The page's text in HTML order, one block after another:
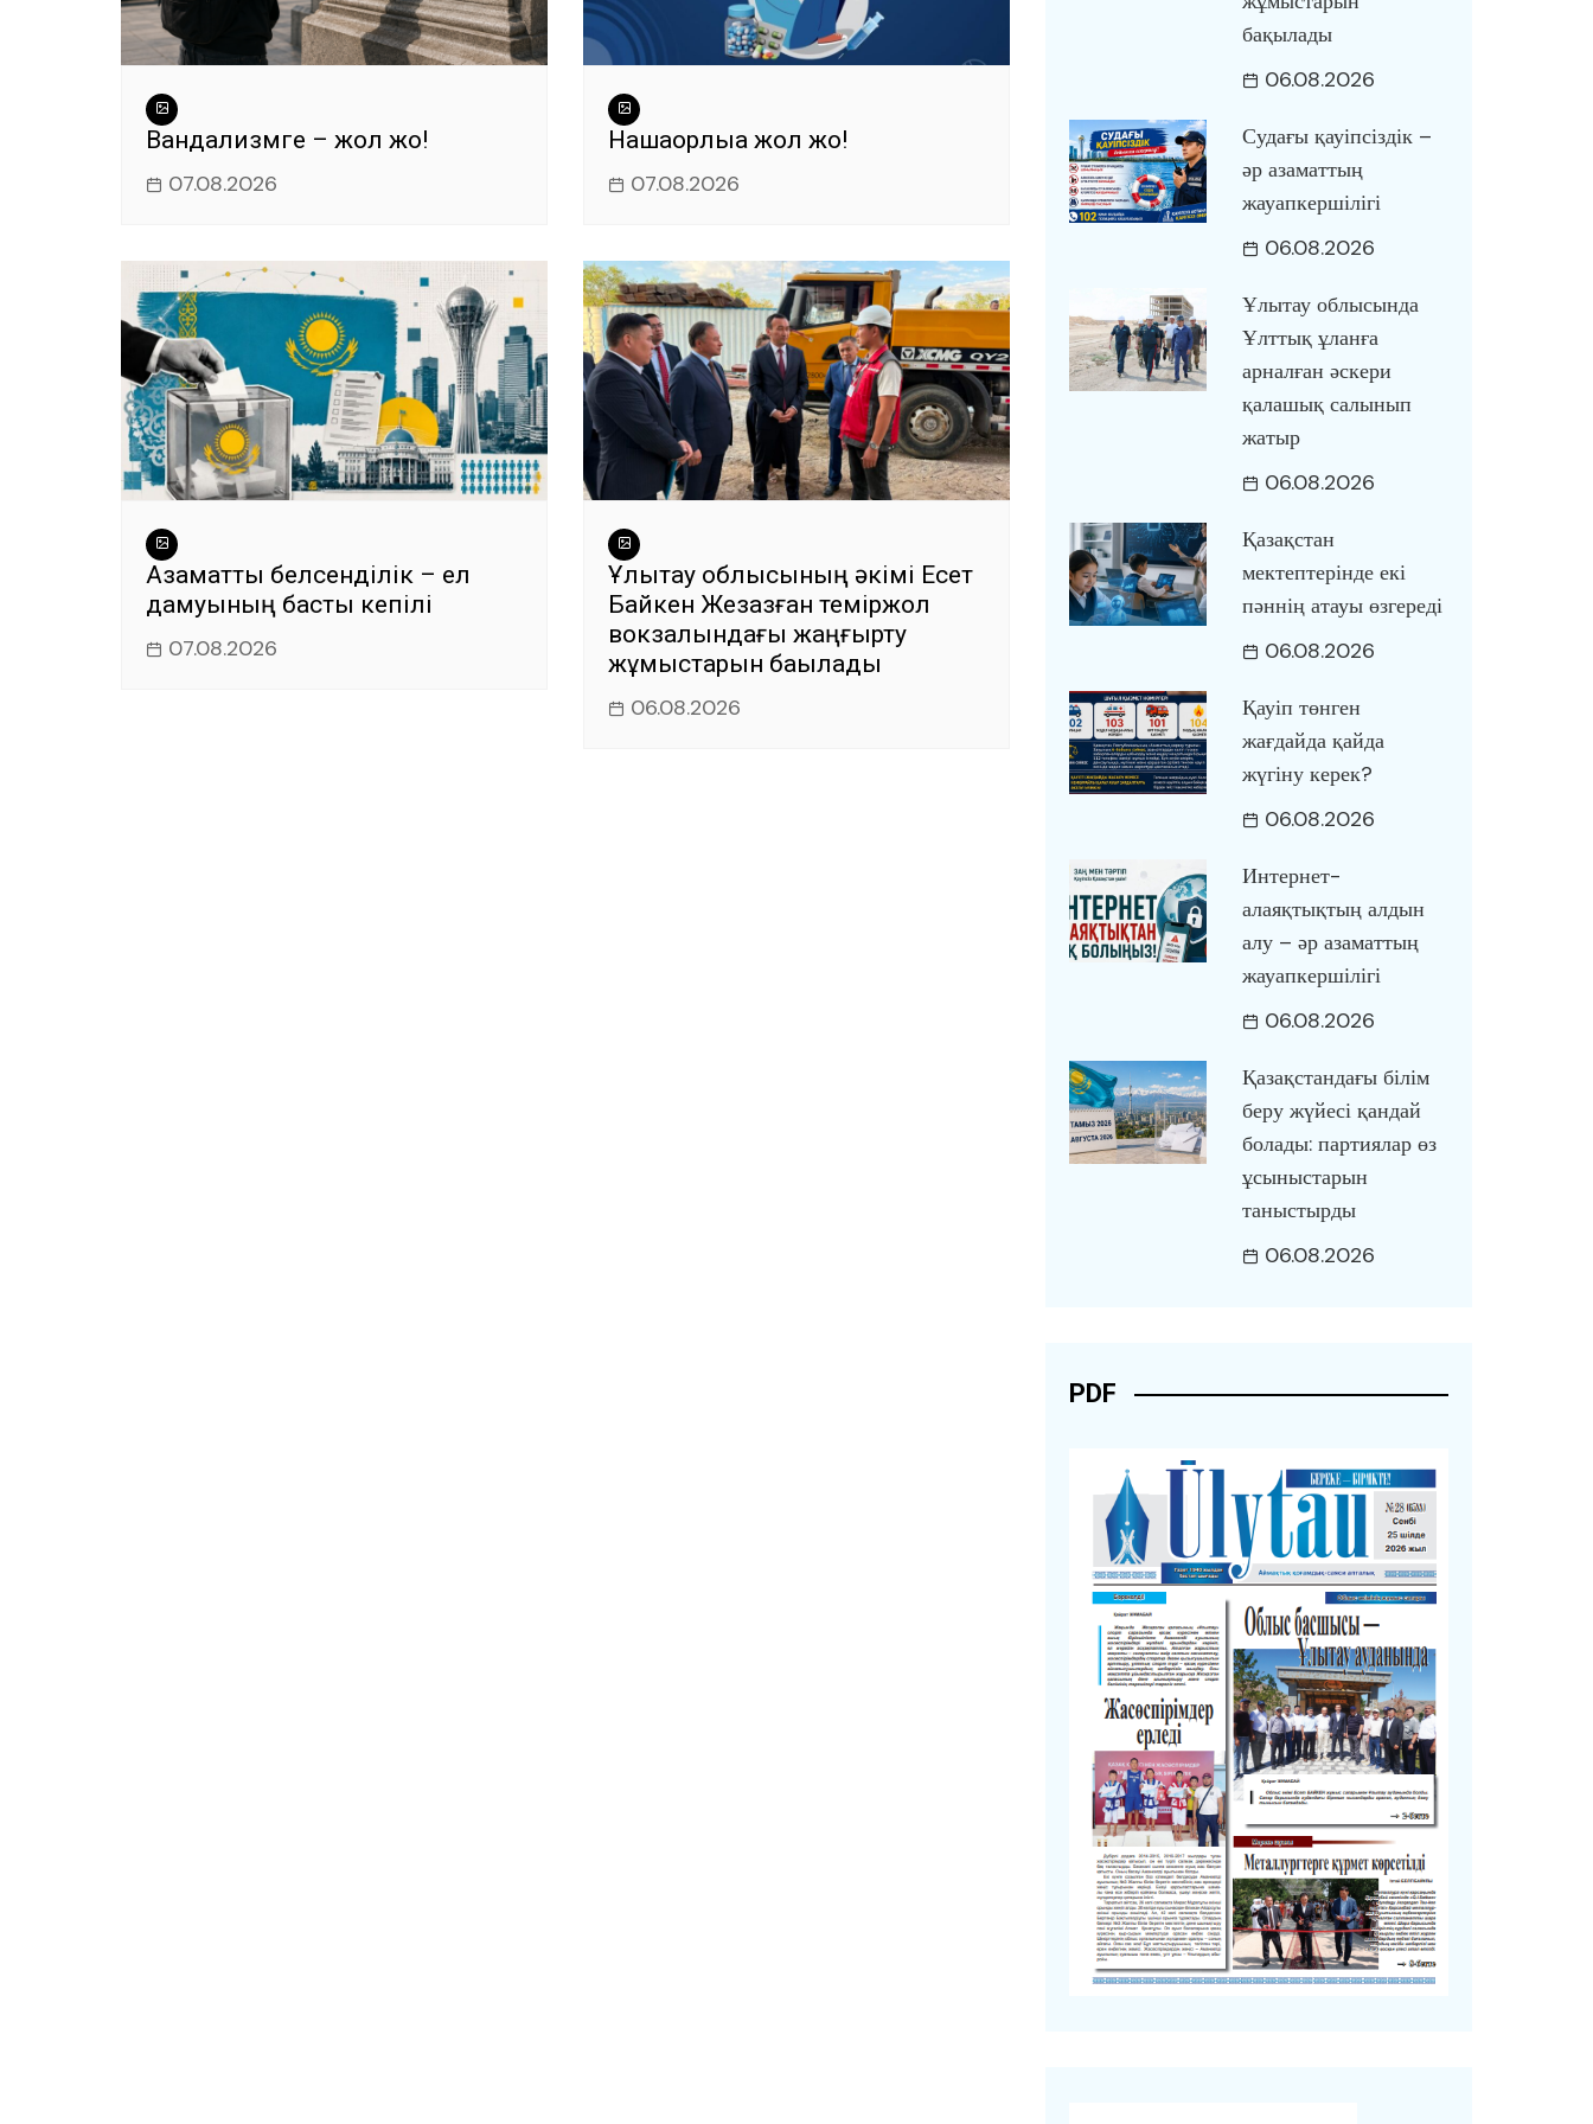
Вандализмге – жол жоқ!
07.08.2026
Нашақорлыққа жол жоқ!
07.08.2026
Азаматтық белсенділік – ел
дамуының басты кепілі
07.08.2026
Ұлытау облысының әкімі Есет
Байкен Жезқазған теміржол
вокзалындағы жаңғырту
жұмыстарын бақылады
06.08.2026
бақылады
06.08.2026
Судағы қауіпсіздік –
әр азаматтың
жауапкершілігі
06.08.2026
Ұлытау облысында
Ұлттық ұланға
арналған әскери
қалашық салынып
жатыр
06.08.2026
Қазақстан
мектептерінде екі
пәннің атауы өзгереді
06.08.2026
Қауіп төнген
жағдайда қайда
жүгіну керек?
06.08.2026
Интернет-
алаяқтықтың алдын
алу – әр азаматтың
жауапкершілігі
06.08.2026
Қазақстандағы білім
беру жүйесі қандай
болады: партиялар өз
ұсыныстарын
таныстырды
06.08.2026
PDF